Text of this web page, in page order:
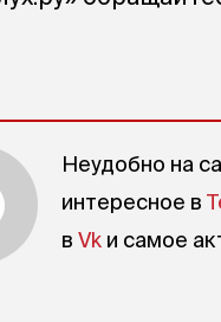
Неудобно на
интересное в
в Vk и самое